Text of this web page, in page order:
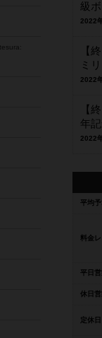
級
2022
【
ミ
2022
【
年
2022
平均
料金
平日営
休日営
定休日